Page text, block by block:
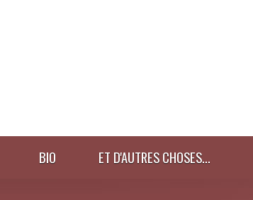
BIO ET D'AUTRES CHOSES...